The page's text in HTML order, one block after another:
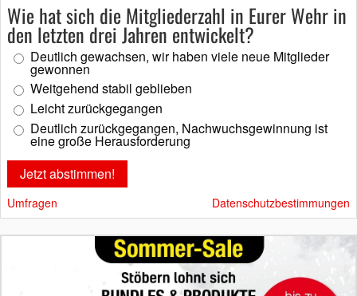
Wie hat sich die Mitgliederzahl in Eurer Wehr in
den letzten drei Jahren entwickelt?
Deutlich gewachsen, wir haben viele neue Mitglieder
gewonnen
Weitgehend stabil geblieben
Leicht zurückgegangen
Deutlich zurückgegangen, Nachwuchsgewinnung ist
eine große Herausforderung
Umfragen Datenschutzbestimmungen